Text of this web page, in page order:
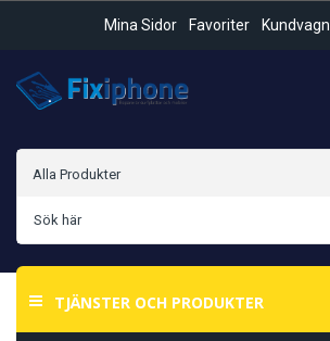
Mina Sidor Favoriter Kundvagn
TJÄNSTER OCH PRODUKTER